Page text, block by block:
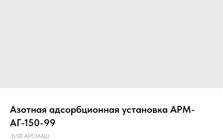
Азотная адсорбционная установка АРМ-
АГ-150-99
ЗИФ АРСМАШ